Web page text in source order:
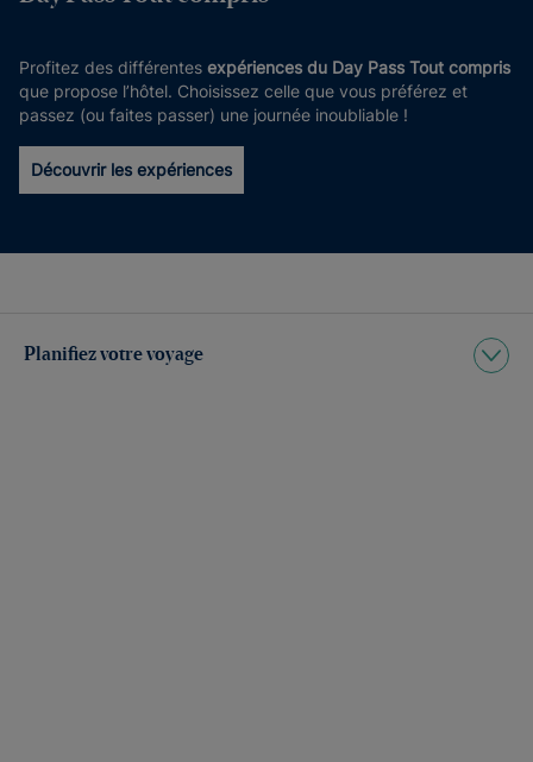
Profitez des différentes expériences du Day Pass Tout compris
que propose l’hôtel. Choisissez celle que vous préférez et
passez (ou faites passer) une journée inoubliable !
Découvrir les expériences
Planifiez votre voyage